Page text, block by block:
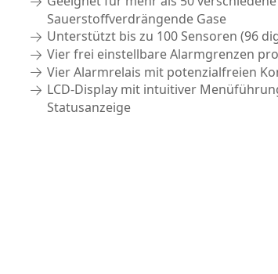
Sauerstoffverdrängende Gase
Unterstützt bis zu 100 Sensoren (96
Vier frei einstellbare Alarmgrenzen
Vier Alarmrelais mit potenzialfreien
LCD-Display mit intuitiver
Statusanzeige